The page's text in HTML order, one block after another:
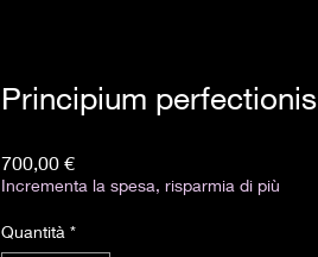
Principium perfectionis
700,00 €Prezzo
Incrementa la spesa, risparmia di più
Quantità *